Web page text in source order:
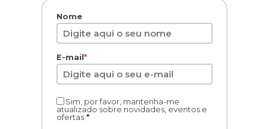
Nome
E-mail*
Sim, por favor, mantenha-me
atualizado sobre novidades, eventos e
ofertas *